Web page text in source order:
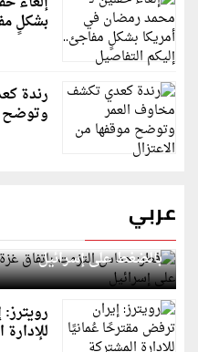
بشكلٍ
رندة
وتوضح
عربي
قطر: حماس التزمت باتفاق
بالضغط على إسرائيل